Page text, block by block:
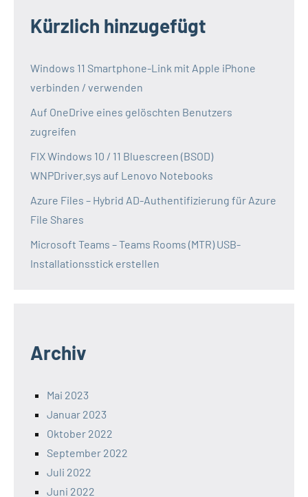
Kürzlich hinzugefügt
Windows 11 Smartphone-Link mit Apple iPhone
verbinden / verwenden
Auf OneDrive eines gelöschten Benutzers
zugreifen
FIX Windows 10 / 11 Bluescreen (BSOD)
WNPDriver.sys auf Lenovo Notebooks
Azure Files – Hybrid AD-Authentifizierung für Azure
File Shares
Microsoft Teams – Teams Rooms (MTR) USB-
Installationsstick erstellen
Archiv
Mai 2023
Januar 2023
Oktober 2022
September 2022
Juli 2022
Juni 2022